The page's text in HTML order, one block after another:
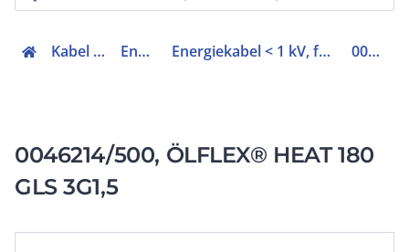
Kabel & Leitungen Energiekabel Energiekabel < 1 kV, für ortsveränderlichen Einsatz 0046214/500
0046214/500, ÖLFLEX® HEAT 180
GLS 3G1,5